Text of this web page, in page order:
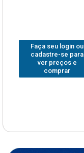
Faça seu login ou
cadastre-se para
ver preços e
comprar